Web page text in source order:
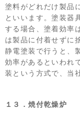
塗料がどれだけ製品
といいます。塗装器
する場合、塗着効率
は製品に付着せずに
静電塗装で行うと、
効率があるといわれ
装という方式で、当
１３．焼付乾燥炉